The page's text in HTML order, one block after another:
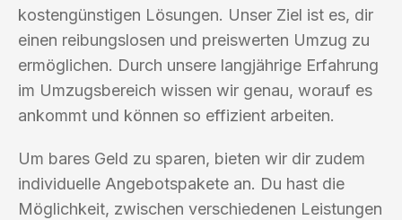
kostengünstigen Lösungen. Unser Ziel ist es, dir
einen reibungslosen und preiswerten Umzug zu
ermöglichen. Durch unsere langjährige Erfahrung
im Umzugsbereich wissen wir genau, worauf es
ankommt und können so effizient arbeiten.
Um bares Geld zu sparen, bieten wir dir zudem
individuelle Angebotspakete an. Du hast die
Möglichkeit, zwischen verschiedenen Leistungen